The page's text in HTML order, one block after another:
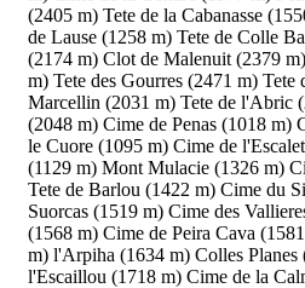
(2405 m) Tete de la Cabanasse
de Lause (1258 m) Tete de Colle
(2174 m) Clot de Malenuit (2379 m)
m) Tete des Gourres (2471 m) Tete
Marcellin (2031 m) Tete de l'Abric
(2048 m) Cime de Penas (1018 m)
le Cuore (1095 m) Cime de
(1129 m) Mont Mulacie (1326 m)
Tete de Barlou (1422 m) Cime du
Suorcas (1519 m) Cime des
(1568 m) Cime de Peira Cava
m) l'Arpiha (1634 m) Colles Planes
l'Escaillou (1718 m) Cime de la